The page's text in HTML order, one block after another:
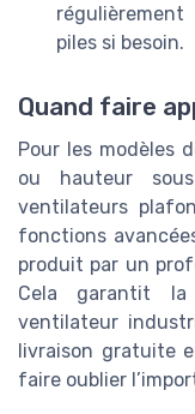
piles si besoin.
Quand faire
Pour les modèles
ou hauteur
ventilateurs
fonctions
produit par un
Cela garantit
ventilateur
livraison gratuite
faire oublier